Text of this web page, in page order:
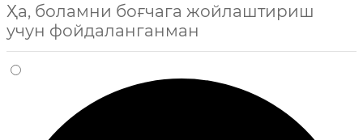
Ҳа, боламни боғчага жойлаштириш
учун фойдаланганман